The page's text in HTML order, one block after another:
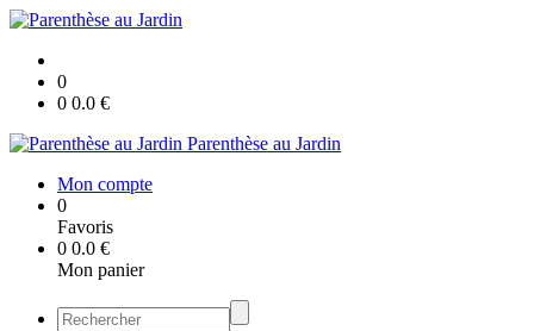
0
0 0.0 €
Parenthèse au Jardin
Mon compte
0
Favoris
0 0.0 €
Mon panier